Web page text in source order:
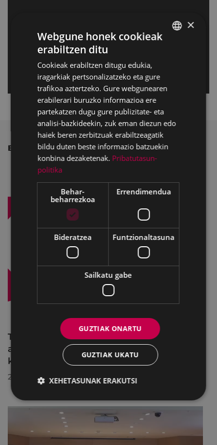
BESTE ALBISTE BATZUK
Trafiko-murrizketak Egogain kalean
abuztuaren 10etik abuztuaren 23ra,
konponketa-lanak direla-eta
2026/07/30
×
Webgune honek cookieak
erabiltzen ditu
Cookieak erabiltzen ditugu edukia,
iragarkiak pertsonalizatzeko eta gure
trafikoa aztertzeko. Gure webgunearen
erabilerari buruzko informazioa ere
partekatzen dugu gure publizitate- eta
analisi-bazkideekin, zuk eman diezun edo
haiek beren zerbitzuak erabiltzeagatik
bildu duten beste informazio batzuekin
konbina dezaketenak. Pribatutasun-
politika
Behar-
beharrezkoa
Errendimendua
Bideratzea Funtzionaltasuna
Sailkatu gabe
GUZTIAK ONARTU
GUZTIAK UKATU
XEHETASUNAK ERAKUTSI